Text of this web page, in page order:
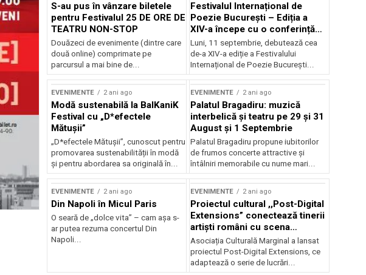
S-au pus în vânzare biletele
pentru Festivalul 25 DE ORE DE
TEATRU NON-STOP
Douăzeci de evenimente (dintre care
două online) comprimate pe
parcursul a mai bine de...
Festivalul Internațional de
Poezie București – Ediția a
XIV-a începe cu o conferință
despre limba română
susținută de Marco Lucchesi
Luni, 11 septembrie, debutează cea
de-a XIV-a ediție a Festivalului
Internațional de Poezie București...
EVENIMENTE 2 ani ago
Modă sustenabilă la BalKaniK
Festival cu „D*efectele
Mătușii”
„D*efectele Mătușii”, cunoscut pentru
promovarea sustenabilității în modă
și pentru abordarea sa originală în...
EVENIMENTE 2 ani ago
Palatul Bragadiru: muzică
interbelică şi teatru pe 29 şi 31
August şi 1 Septembrie
Palatul Bragadiru propune iubitorilor
de frumos concerte attractive şi
întâlniri memorabile cu nume mari...
EVENIMENTE 2 ani ago
Din Napoli în Micul Paris
O seară de „dolce vita” – cam așa s-
ar putea rezuma concertul Din
Napoli...
EVENIMENTE 2 ani ago
Proiectul cultural ,,Post-Digital
Extensions” conectează tinerii
artiști români cu scena
internațională
Asociația Culturală Marginal a lansat
proiectul Post-Digital Extensions, ce
adaptează o serie de lucrări...